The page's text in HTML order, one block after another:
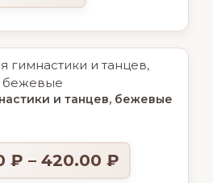
и танцев, бежевые
₽ – 420.00 ₽